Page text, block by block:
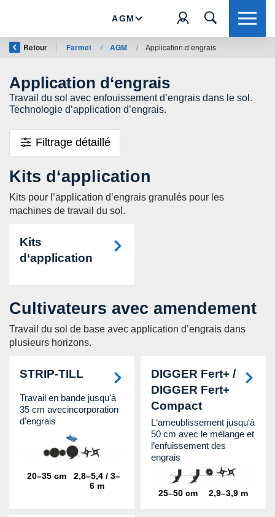
AGM
Retour Farmet / AGM / Application d‘engrais
Application d‘engrais
Travail du sol avec enfouissement d’engrais dans le sol.
Technologie d’application d’engrais.
Filtrage détaillé
Kits d‘application
Kits pour l’application d’engrais granulés pour les
machines de travail du sol.
Kits
d‘application
Cultivateurs avec amendement
Travail du sol de base avec application d’engrais dans
plusieurs horizons.
STRIP-TILL
Travail en bande jusqu'à
35 cm avecincorporation
d'engrais
20–35 cm
2,8–5,4 / 3–
6 m
DIGGER Fert+ /
DIGGER Fert+
Compact
L‘ameublissement jusqu'à
50 cm avec le mélange et
l’enfuissement des
engrais
25–50 cm 2,9–3,9 m